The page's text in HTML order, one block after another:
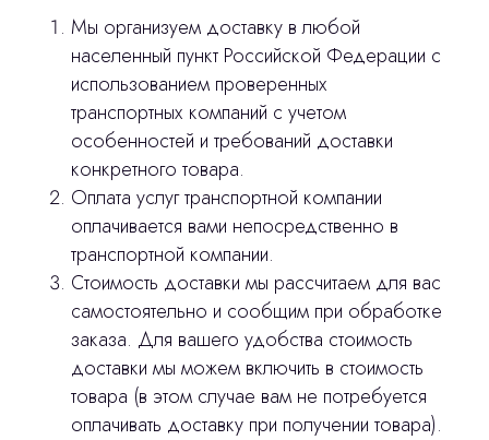
Мы организуем доставку в любой
населенный пункт Российской Федерации с
использованием проверенных
транспортных компаний с учетом
особенностей и требований доставки
конкретного товара.
Оплата услуг транспортной компании
оплачивается вами непосредственно в
транспортной компании.
Стоимость доставки мы рассчитаем для вас
самостоятельно и сообщим при обработке
заказа. Для вашего удобства стоимость
доставки мы можем включить в стоимость
товара (в этом случае вам не потребуется
оплачивать доставку при получении товара).